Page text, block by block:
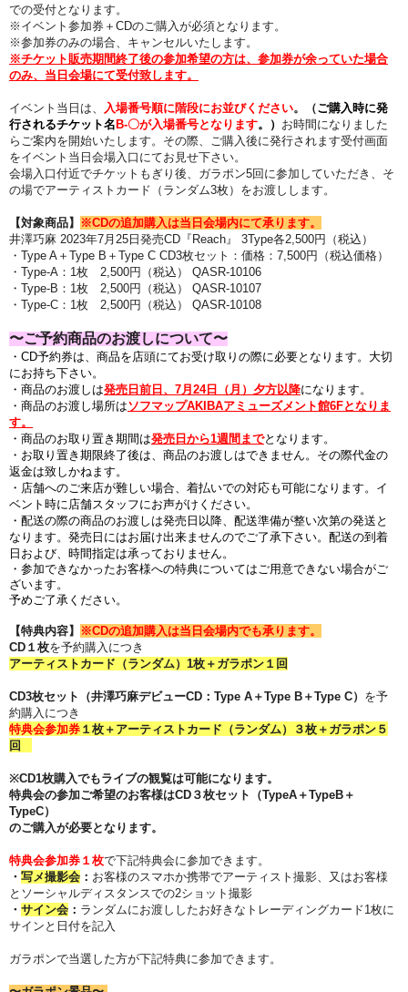
での受付となります。
※イベント参加券＋CDのご購入が必須となります。
※参加券のみの場合、キャンセルいたします。
※チケット販売期間終了後の参加希望の方は、参加券が余っていた場合
のみ、当日会場にて受付致します。
イベント当日は、 入場番号順に階段にお並びください。（ご購入時に発
行されるチケット名 B-〇が入場番号となります。） お時間になりました
らご案内を開始いたします。その際、 ご購入後に発行されます受付画面
をイベント当日会場入口にてお見せ下さい。
会場入口付近でチケットもぎり後、ガラポン5回に参加していただき、そ
の場でアーティストカード（ランダム3枚）をお渡しします。
【対象商品】
※CDの追加購入は当日会場内にて承ります。
井澤巧麻 2023年7月25日発売CD『Reach』
3Type各2,500円（税込）
・Type A＋Type B＋Type C CD3枚セット：価格：7,500円（税込価格）
・Type-A：1枚 2,500円（税込） QASR-10106
・Type-B：1枚 2,500円（税込） QASR-10107
・Type-C：1枚 2,500円（税込） QASR-10108
〜ご予約商品のお渡しについて〜
・CD予約券は、商品を店頭にてお受け取りの際に必要となります。大切
にお持ち下さい。
・商品のお渡しは発売日前日、7月24日（月）夕方以降になります。
・ 商品のお渡し場所はソフマップAKIBAアミューズメント館6Fとなりま
す。
・商品のお取り置き期間は発売日から1週間までとなります。
・お取り置き期限終了後は、商品のお渡しはできません。 その際代金の
返金は致しかねます。
・店舗へのご来店が難しい場合、着払いでの対応も可能になります。イ
ベント時に店舗スタッフにお声がけください。
・配送の際の商品のお渡しは発売日以降、配送準備が整い次第の発送と
なります。 発売日にはお届け出来ませんのでご了承下さい。配送の到着
日および、時間指定は承っておりません。
・参加できなかったお客様への特典についてはご用意できない場合がご
ざいます。
予めご了承ください。
【特典内容】
※CDの追加購入は当日会場内でも承ります。
CD１枚を予約購入につき
アーティストカード（ランダム）1枚＋ガラポン１回
CD3枚セット（井澤巧麻デビューCD：Type A＋Type B＋Type C） を予
約購入につき
特典会参加券 １枚＋アーティストカード（ランダム）３枚＋ガラポン５
回
※CD1枚購入でもライブの観覧は可能になります。
特典会の参加ご希望のお客様はCD３枚セット（TypeA＋TypeB＋
TypeC）
のご購入が必要となります。
特典会参加券 １枚で下記特典会に参加できます。
・ 写メ撮影会 ： お客様のスマホか携帯でアーティスト撮影、 又はお客様
とソーシャルディスタンスでの2ショット撮影
・ サイン会 ： ランダムにお渡ししたお好きなトレーディングカード1枚に
サインと日付を記入
ガラポンで当選した方が下記特典に参加できます。